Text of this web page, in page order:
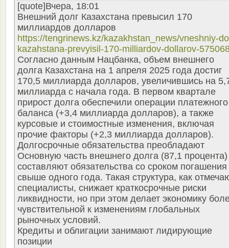
[quote]Вчера, 18:01
Внешний долг Казахстана превысил 170
миллиардов долларов
https://tengrinews.kz/kazakhstan_news/vneshniy-
kazahstana-prevyisil-170-milliardov-dollarov-
Согласно данным Нацбанка, объем внешнего
долга Казахстана на 1 апреля 2025 года достиг
170,5 миллиарда долларов, увеличившись на
миллиарда с начала года. В первом квартале
прирост долга обеспечили операции платежного
баланса (+3,4 миллиарда долларов), а также
курсовые и стоимостные изменения, включая
прочие факторы (+2,3 миллиарда долларов).
Долгосрочные обязательства преобладают
Основную часть внешнего долга (87,1 процента)
составляют обязательства со сроком погашения
свыше одного года. Такая структура, как
специалисты, снижает краткосрочные риски
ликвидности, но при этом делает экономику
чувствительной к изменениям глобальных
рыночных условий.
Кредиты и облигации занимают лидирующие
позиции